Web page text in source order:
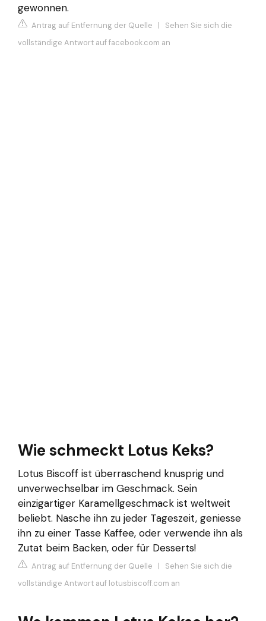
gewonnen.
Antrag auf Entfernung der Quelle | Sehen Sie sich die
vollständige Antwort auf facebook.com an
Wie schmeckt Lotus Keks?
Lotus Biscoff ist überraschend knusprig und
unverwechselbar im Geschmack. Sein
einzigartiger Karamellgeschmack ist weltweit
beliebt. Nasche ihn zu jeder Tageszeit, geniesse
ihn zu einer Tasse Kaffee, oder verwende ihn als
Zutat beim Backen, oder für Desserts!
Antrag auf Entfernung der Quelle | Sehen Sie sich die
vollständige Antwort auf lotusbiscoff.com an